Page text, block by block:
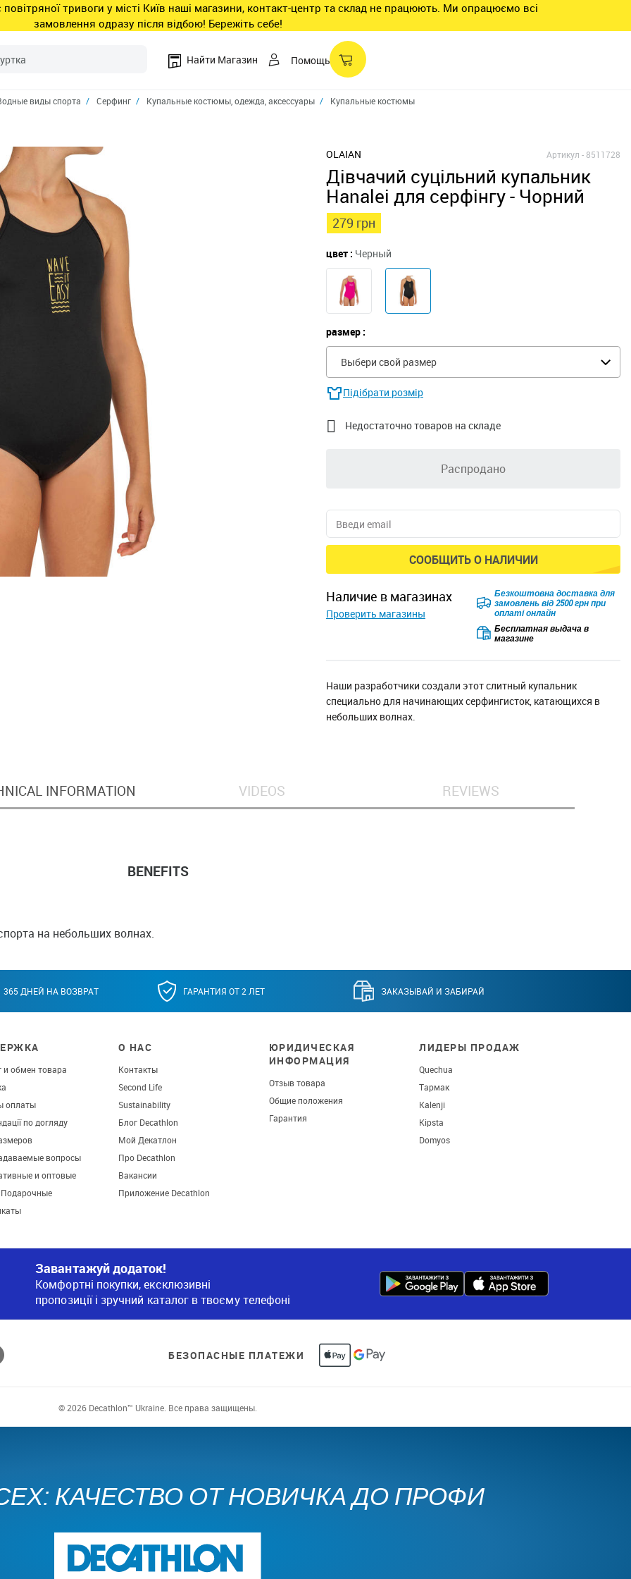
повітряної тривоги у місті Київ наші магазини, контакт-центр та склад не працюють. Ми опрацюємо всі
замовлення одразу після відбою! Бережіть себе!
Найти Магазин Помощь
виды спорта Серфинг Купальные костюмы, одежда, аксессуары Купальные костюмы для девочек
OLAIAN Артикул -8511728
Дівчачий суцільний купальник
Hanalei для серфінгу - Чорний
279 грн
цвет : Черный
размер :
Выбери свой размер
Підібрати розмір
 Недостаточно товаров на складе
Распродано
СООБЩИТЬ О НАЛИЧИИ
наличие в магазинах
Проверить магазины
Безкоштовна доставка для
замовлень від 2500 грн при
оплаті онлайн
Бесплатная выдача в
магазине
Наши разработчики создали этот слитный купальник
специально для начинающих серфингисток, катающихся в
небольших волнах.
INFORMATION VIDEOS REVIEWS
BENEFITS
на небольших волнах.
365 ДНЕЙ НА ВОЗВРАТ ГАРАНТИЯ ОТ 2 ЛЕТ ЗАКАЗЫВАЙ И ЗАБИРАЙ
и обмен товара
оплаты
по догляду
вопросы
и оптовые
О НАС
Контакты
Second Life
Sustainability
Блог Decathlon
Мой Декатлон
Про Decathlon
Вакансии
Приложение Decathlon
ЮРИДИЧЕСКАЯ
ИНФОРМАЦИЯ
Отзыв товара
Общие положения
Гарантия
ЛИДЕРЫ ПРОДАЖ
Quechua
Тармак
Kalenji
Kipsta
Domyos
Завантажуй додаток!
Комфортні покупки, ексклюзивні
пропозиції і зручний каталог в твоєму телефоні
БЕЗОПАСНЫЕ ПЛАТЕЖИ
© 2026 Decathlon™ Ukraine. Все права защищены.
КАЧЕСТВО ОТ НОВИЧКА ДО ПРОФИ